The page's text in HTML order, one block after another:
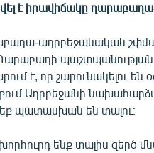
է իրավիճակը
ադրբեջանական
Ղարաբաղի
է, որ շարունակելու են
Ադրբեջանի
պատասխան են տալու։
ենք տալիս զերծ